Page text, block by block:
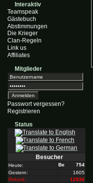
Interaktiv
Teamspeak
Gästebuch
Abstimmungen
Die Krieger
Clan-Regeln
Link us
Affiliates
Mitglieder
Passwort vergessen?
Registrieren
Status
Besucher
Heute:
754
Gestern:
1605
Rekord:
12836